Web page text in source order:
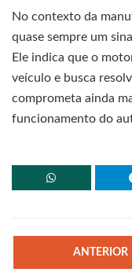
No contexto da
quase sempre um
Ele indica que o
veículo e busca
comprometa ainda
funcionamento do
ANTERIOR